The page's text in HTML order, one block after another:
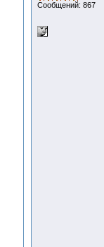
Сообщений: 867